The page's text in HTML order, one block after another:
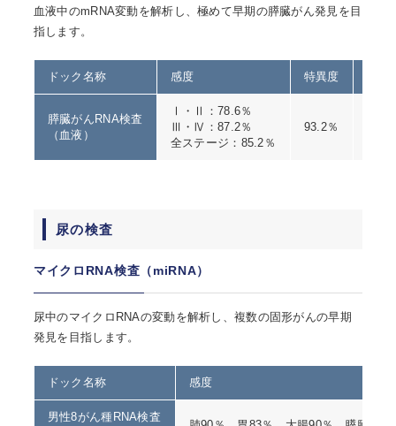
血液中のmRNA変動を解析し、極めて早期の膵臓がん発見を目
指します。
ドック名称 感度 特異度
膵臓がんRNA検査
（血液）
Ⅰ・Ⅱ：78.6％
Ⅲ・Ⅳ：87.2％
全ステージ：85.2％
93.2％
尿の検査
マイクロRNA検査（miRNA）
尿中のマイクロRNAの変動を解析し、複数の固形がんの早期
発見を目指します。
ドック名称 感度
男性8がん種RNA検査